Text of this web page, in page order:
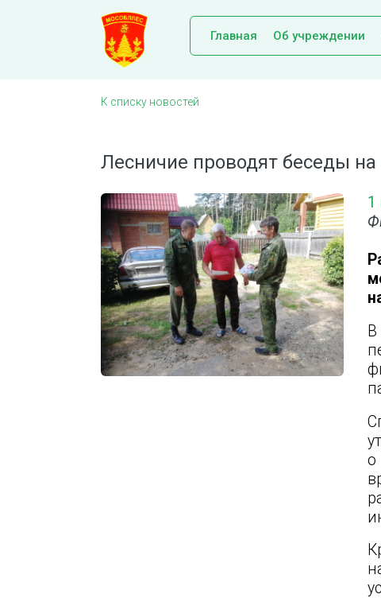
Главная Об учреждении
К списку новостей
Лесничие проводят беседы
1
о